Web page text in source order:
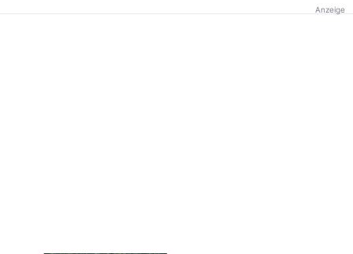
Anzeige